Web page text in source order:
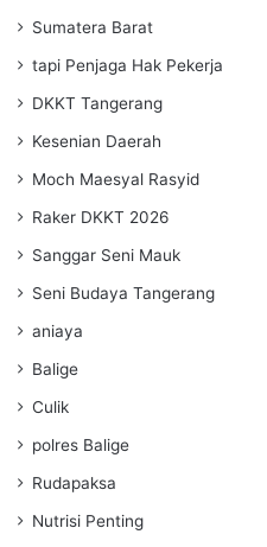
Sumatera Barat
tapi Penjaga Hak Pekerja
DKKT Tangerang
Kesenian Daerah
Moch Maesyal Rasyid
Raker DKKT 2026
Sanggar Seni Mauk
Seni Budaya Tangerang
aniaya
Balige
Culik
polres Balige
Rudapaksa
Nutrisi Penting